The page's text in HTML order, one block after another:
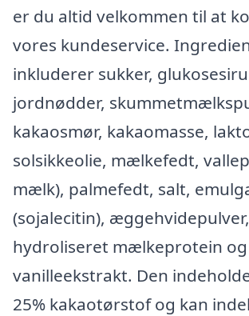
er du altid velkommen til at
vores kundeservice.
inkluderer sukker,
jordnødder,
kakaosmør, kakaomasse,
solsikkeolie, mælkefedt,
mælk), palmefedt, salt,
(sojalecitin),
hydroliseret mælkeprotein
vanilleekstrakt. Den
25% kakaotørstof og kan